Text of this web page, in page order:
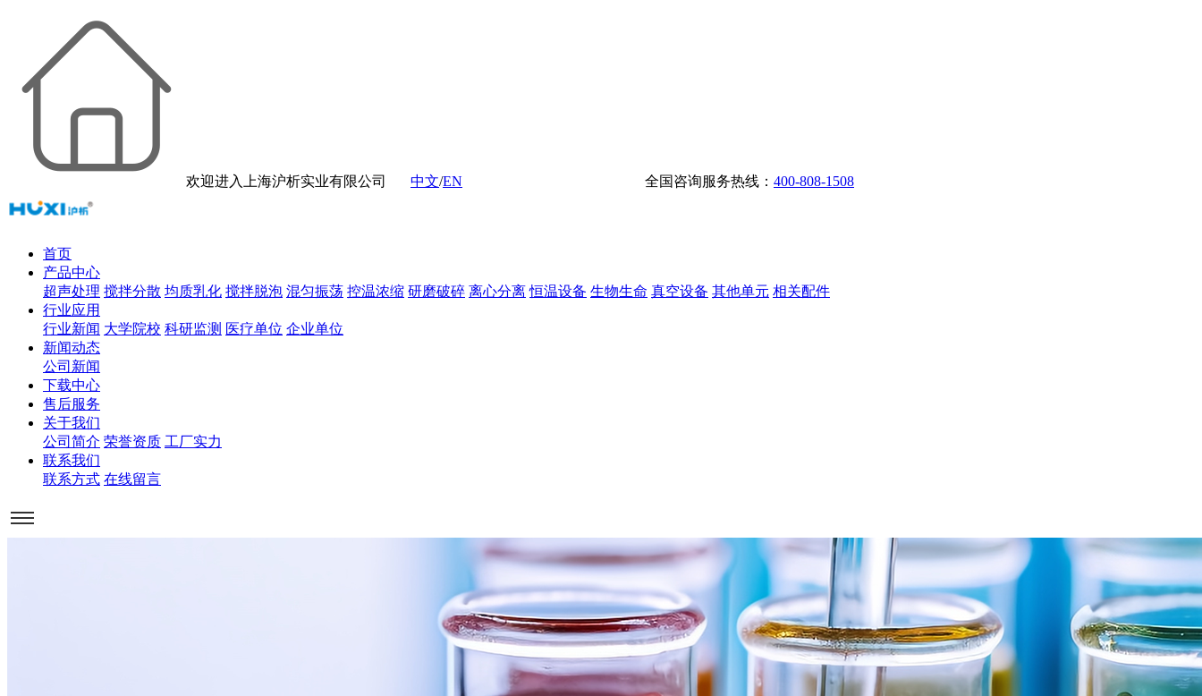
欢迎进入上海沪析实业有限公司 中文/EN 全国咨询服务热线： 400-808-1508
首页
产品中心
超声处理 搅拌分散 均质乳化 搅拌脱泡 混匀振荡 控温浓缩 研磨破碎 离心分离 恒温设备 生物生命 真空设备 其他单元 相关配件
行业应用
行业新闻 大学院校 科研监测 医疗单位 企业单位
新闻动态
公司新闻
下载中心
售后服务
关于我们
公司简介 荣誉资质 工厂实力
联系我们
联系方式 在线留言